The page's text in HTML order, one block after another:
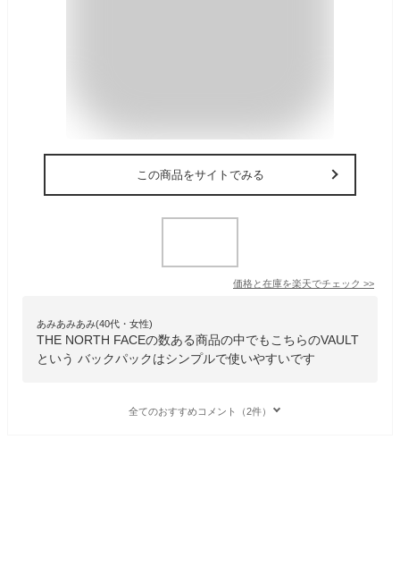
この商品をサイトでみる
価格と在庫を楽天でチェック >>
あみあみあみ(40代・女性)
THE NORTH FACEの数ある商品の中でもこちらのVAULT
という バックパックはシンプルで使いやすいです
全てのおすすめコメント（2件）